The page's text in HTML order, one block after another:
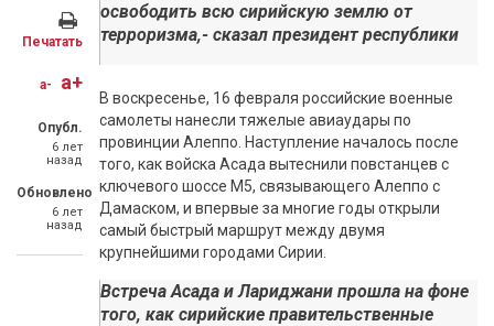
Печатать
a- a+
Опубл.
6 лет
назад
Обновлено
6 лет
назад
освободить всю сирийскую землю от
терроризма,- сказал президент республики
В воскресенье, 16 февраля российские военные
самолеты нанесли тяжелые авиаудары по
провинции Алеппо. Наступление началось после
того, как войска Асада вытеснили повстанцев с
ключевого шоссе М5, связывающего Алеппо с
Дамаском, и впервые за многие годы открыли
самый быстрый маршрут между двумя
крупнейшими городами Сирии.
Встреча Асада и Лариджани прошла на фоне
того, как сирийские правительственные